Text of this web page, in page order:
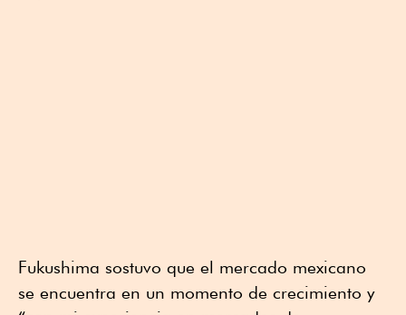
Fukushima sostuvo que el mercado mexicano
se encuentra en un momento de crecimiento y